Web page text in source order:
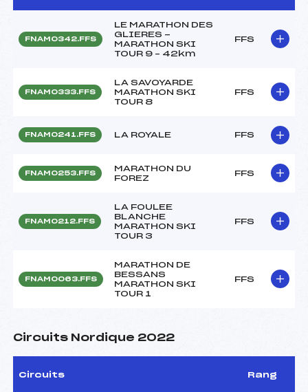
FNAM0342.FFS
LE MARATHON DES
GLIERES -
MARATHON SKI
TOUR 9 – 42km
FFS
FNAM0333.FFS
LA SAVOYARDE
MARATHON SKI
TOUR 8
FFS
FNAM0241.FFS LA ROYALE FFS
FNAM0253.FFS
MARATHON DU
FOREZ
FFS
FNAM0212.FFS
LA FOULEE
BLANCHE
MARATHON SKI
TOUR 3
FFS
FNAM0063.FFS
MARATHON DE
BESSANS
MARATHON SKI
TOUR 1
FFS
Circuits Nordique 2022
Circuits Rang